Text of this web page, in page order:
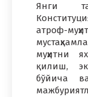
Янги
атроф-
муҳитни
қилиш,
бўйича